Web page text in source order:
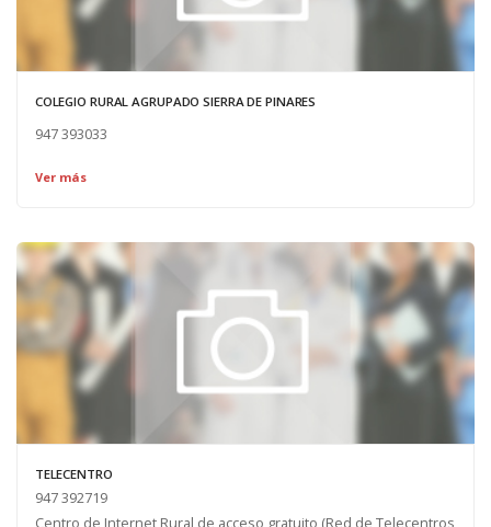
COLEGIO RURAL AGRUPADO SIERRA DE PINARES
947 393033
Ver más
TELECENTRO
947 392719
Centro de Internet Rural de acceso gratuito (Red de Telecentros